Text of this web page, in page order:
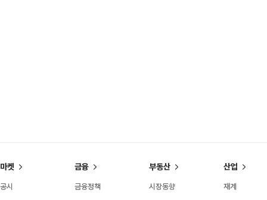
마켓
공시
금융
금융정책
부동산
시장동향
산업
재계